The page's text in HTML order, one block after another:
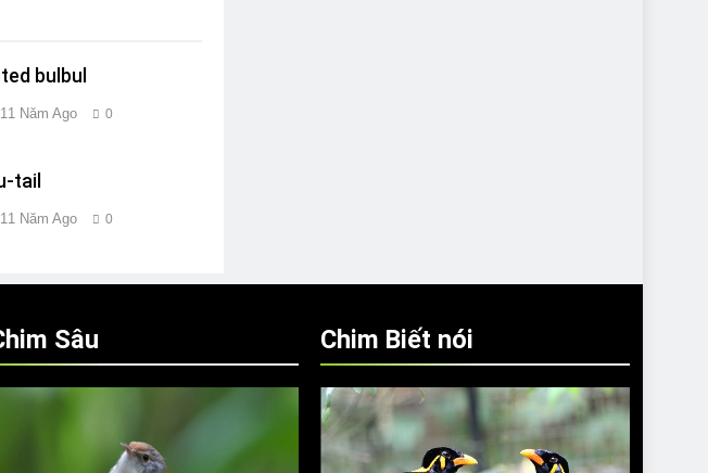
bulbul
11 Năm Ago 0
tail
11 Năm Ago 0
Sâu Chim Biết nói